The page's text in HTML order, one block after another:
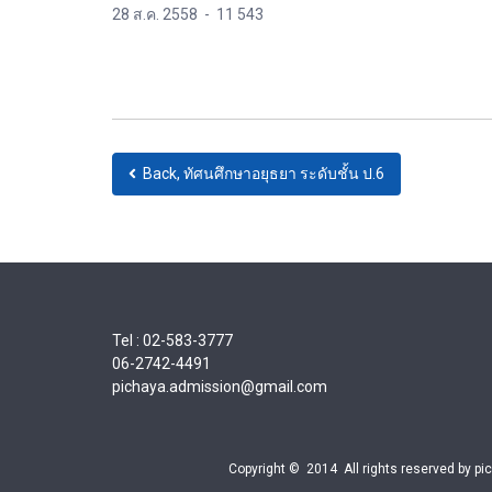
28 ส.ค. 2558 - 11 543
Back, ทัศนศึกษาอยุธยา ระดับชั้น ป.6
Tel : 02-583-3777
06-2742-4491
pichaya.admission@gmail.com
Copyright © 2014 All rights reserved by